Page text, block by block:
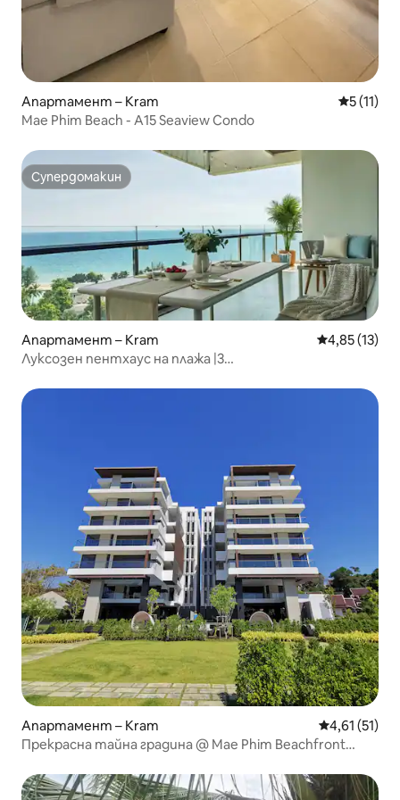
Апартамент – Kram Средна
5 (11)
Mae Phim Beach - A15 Seaview Condo
Супердомакин
Супердомакин
Апартамент – Kram Средна
4,85 (13)
Луксозен пентхаус на плажа |3
Апартамент – Kram Средна
4,61 (51)
Прекрасна тайна градина @ Mae Phim Beachfront